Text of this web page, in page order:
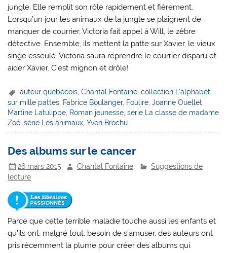
jungle. Elle remplit son rôle rapidement et fièrement.
Lorsqu’un jour les animaux de la jungle se plaignent de
manquer de courrier, Victoria fait appel à Will, le zèbre
détective. Ensemble, ils mettent la patte sur Xavier, le vieux
singe esseulé. Victoria saura reprendre le courrier disparu et
aider Xavier. C’est mignon et drôle!
auteur québécois ,Chantal Fontaine ,collection L'alphabet
sur mille pattes, Fabrice Boulanger, Foulire,Joanne Ouellet,
Martine Latulippe, Roman jeunesse,série La classe de madame
Zoé,série Les animaux,Yvon Brochu
Des albums sur le cancer
26 mars 2015 Chantal Fontaine
Suggestions de
lecture
Parce que cette terrible maladie touche aussi les enfants et
qu’ils ont, malgré tout, besoin de s’amuser, des auteurs ont
pris récemment la plume pour créer des albums qui